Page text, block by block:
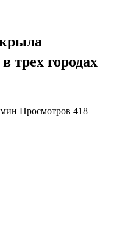
трех городах
Просмотров 418